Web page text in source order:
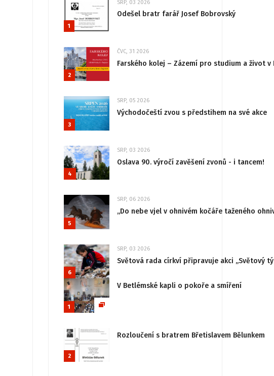
1
SRP, 03 2026
Odešel bratr farář Josef Bobrovský
2
ČVC, 31 2026
Farského kolej – Zázemí pro studium a život v
3
SRP, 05 2026
Východočeští zvou s předstihem na své akce
4
SRP, 03 2026
Oslava 90. výročí zavěšení zvonů - i tancem!
5
SRP, 06 2026
„Do nebe vjel v ohnivém kočáře taženého
6
SRP, 03 2026
Světová rada církví připravuje akci „Světový
1
V Betlémské kapli o pokoře a smíření
2
Rozloučení s bratrem Břetislavem Bělunkem